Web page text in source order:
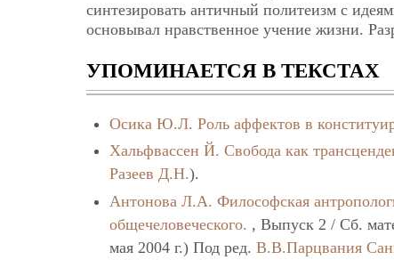
синтезировать античный политеизм с
основывал нравственное учение жизни.
УПОМИНАЕТСЯ В ТЕКСТАХ
Осика Ю.Л. Роль аффектов в
Хальфвассен Й. Свобода как
Разеев Д.Н.).
Антонова Л.А. Философская
общечеловеческого. , Выпуск 2 / Сб.
мая 2004 г.) Под ред.В.В.Парцвания